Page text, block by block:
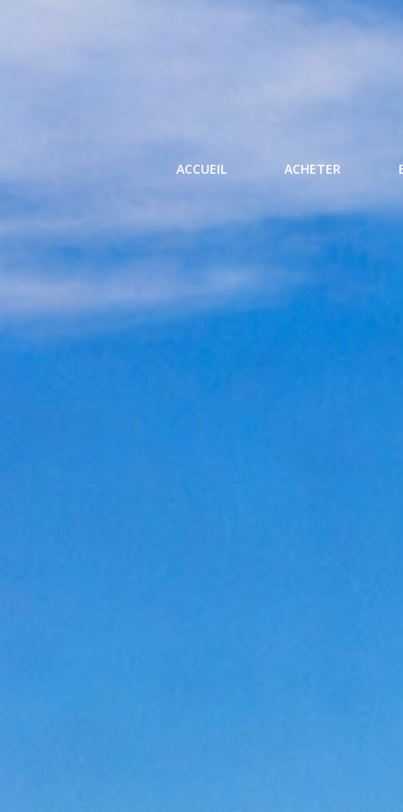
ACCUEIL ACHETER